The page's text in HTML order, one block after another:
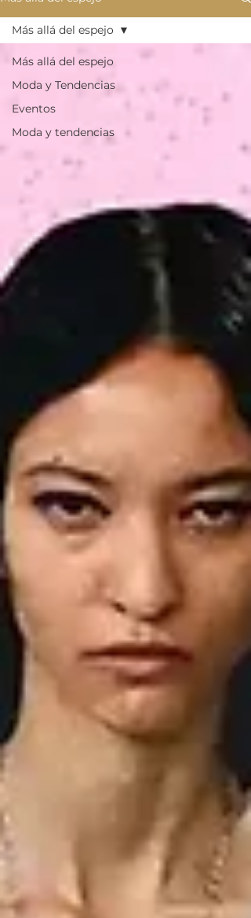
Más allá del espejo
Moda y Tendencias
Eventos
Moda y tendencias
Más allá del espejo